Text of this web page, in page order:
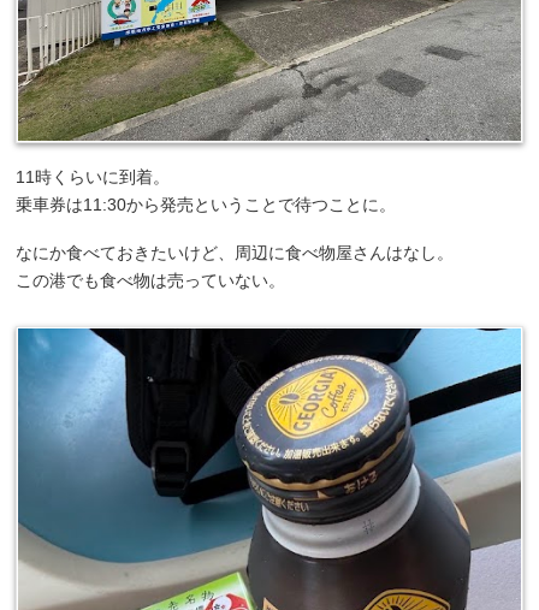
11時くらいに到着。
乗車券は11:30から発売ということで待つことに。
なにか食べておきたいけど、周辺に食べ物屋さんはなし。
この港でも食べ物は売っていない。